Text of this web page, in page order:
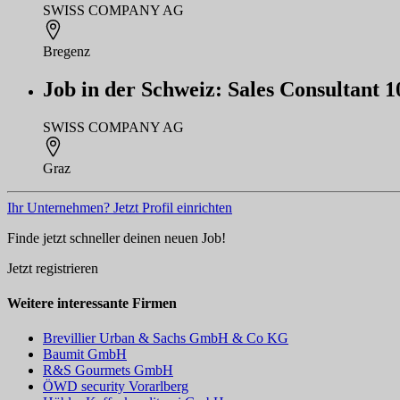
SWISS COMPANY AG
Bregenz
Job in der Schweiz: Sales Consultant
SWISS COMPANY AG
Graz
Ihr Unternehmen? Jetzt Profil einrichten
Finde jetzt schneller deinen neuen Job!
Jetzt registrieren
Weitere interessante Firmen
Brevillier Urban & Sachs GmbH & Co KG
Baumit GmbH
R&S Gourmets GmbH
ÖWD security Vorarlberg